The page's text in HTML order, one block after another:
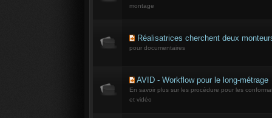
montage
Réalisatrices cherchent deux
pour documentaires
AVID - Workflow pour le long-métrage
En savoir plus sur les procédure pour les
et vidéo